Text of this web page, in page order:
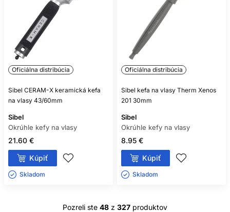
Oficiálna distribúcia
Sibel CERAM-X keramická kefa
na vlasy 43/60mm
Sibel
Okrúhle kefy na vlasy
21.60 €
Kúpiť
Skladom ㅤ
Oficiálna distribúcia
Sibel kefa na vlasy Therm Xenos
201 30mm
Sibel
Okrúhle kefy na vlasy
8.95 €
Kúpiť
Skladom ㅤ
Pozreli ste 48 z 327 produktov